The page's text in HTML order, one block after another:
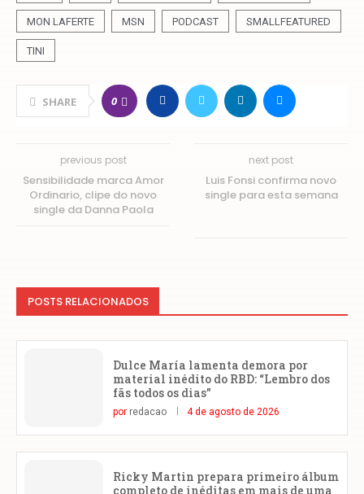
MON LAFERTE MSN PODCAST SMALLFEATURED
TINI
SHARE 0
previous post
Sensibilidade marca Amor
Ordinario, clipe do novo
single da Danna Paola
next post
Luis Fonsi confirma novo
single para esta semana
POSTS RELACIONADOS
Dulce María lamenta demora por
material inédito do RBD: “Lembro dos
fãs todos os dias”
por redacao 4 de agosto de 2026
Ricky Martin prepara primeiro álbum
completo de inéditas em mais de uma